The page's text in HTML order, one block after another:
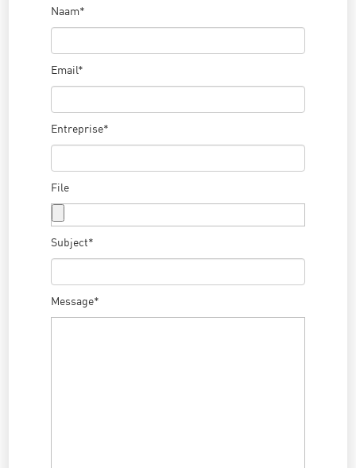
Naam*
Email*
Entreprise*
File
Subject*
Message*